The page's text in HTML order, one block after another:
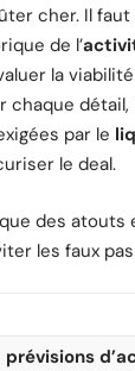
cher. Il
de l’
la
chaque détail,
par le
le deal.
des atouts
les faux
prévisions